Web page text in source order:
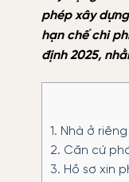
phép xây
hạn chế chi
định 2025,
1. Nhà ở
2. Căn cứ
3. Hồ sơ xin